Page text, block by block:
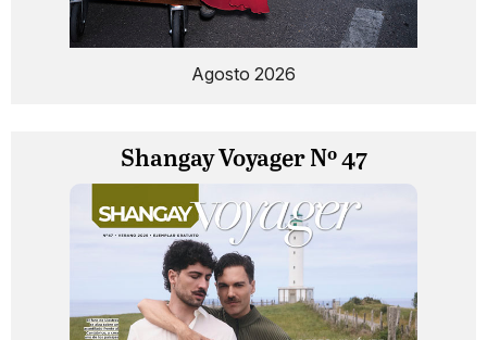
Agosto 2026
Shangay Voyager Nº 47